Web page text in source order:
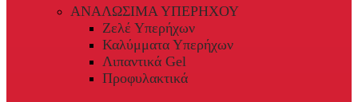
ΑΝΑΛΩΣΙΜΑ ΥΠΕΡΗΧΟΥ
Ζελέ Υπερήχων
Καλύμματα Υπερήχων
Λιπαντικά Gel
Προφυλακτικά